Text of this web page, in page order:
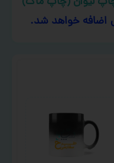
اضافه خواهد شد.